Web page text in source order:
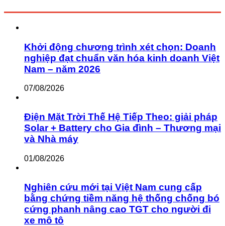
Khởi động chương trình xét chọn: Doanh
nghiệp đạt chuẩn văn hóa kinh doanh Việt
Nam – năm 2026
07/08/2026
Điện Mặt Trời Thế Hệ Tiếp Theo: giải pháp
Solar + Battery cho Gia đình – Thương mại
và Nhà máy
01/08/2026
Nghiên cứu mới tại Việt Nam cung cấp
bằng chứng tiềm năng hệ thống chống bó
cứng phanh nâng cao TGT cho người đi
xe mô tô